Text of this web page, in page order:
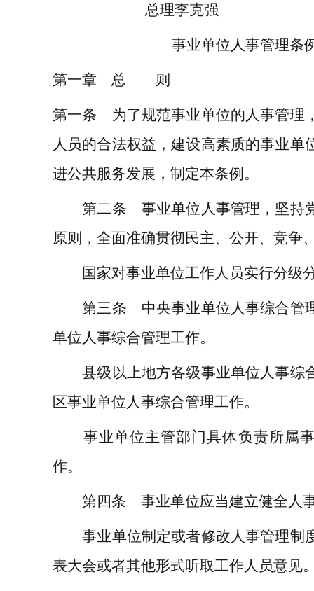
总理李克
事业单位人事管理条
第一章 总 则
第一条 为了规范事业单位的人事管理
人员的合法权益，建设高素质的事业单
进公共服务发展，制定本条例。
第二条 事业单位人事管理，坚持
原则，全面准确贯彻民主、公开、竞争
国家对事业单位工作人员实行分级
第三条 中央事业单位人事综合管
单位人事综合管理工作。
县级以上地方各级事业单位人事综
区事业单位人事综合管理工作。
事业单位主管部门具体负责所属事
作。
第四条 事业单位应当建立健全人
事业单位制定或者修改人事管理制
表大会或者其他形式听取工作人员意见